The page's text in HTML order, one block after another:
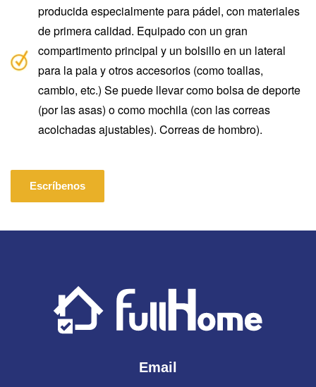
producida especialmente para pádel, con materiales
de primera calidad. Equipado con un gran
compartimento principal y un bolsillo en un lateral
para la pala y otros accesorios (como toallas,
cambio, etc.) Se puede llevar como bolsa de deporte
(por las asas) o como mochila (con las correas
acolchadas ajustables). Correas de hombro).
Escríbenos
Email